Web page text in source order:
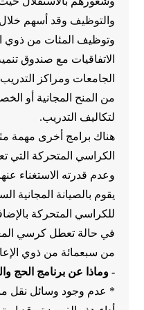
والتوظيف وقد أسهم
وتوظيف المئات من ذوي
الاتفاقيات مع صندوق
الجامعات ومراكز
من المنح المجانية أو
لتكاليف التدريب.
هناك برامج أخرى مهمة
الكراسي المتحركة التي
وعدم قدرته الاستغناء
يقوم بالصيانة المجانية
للكراسي المتحركة
في حالة تعطل كرسي
من سبعمائة من ذوي
- وماذا عن برنامج الحج
* عدم وجود وسائل نقل